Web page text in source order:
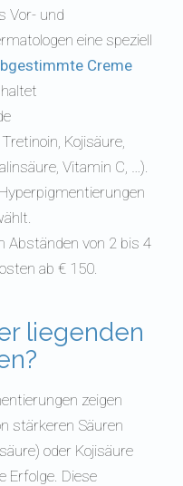
Vor- und
eine speziell
Creme
Kojisäure,
Vitamin C, …).
Abständen von 2 bis 4
ab € 150.
liegenden
zeigen
stärkeren Säuren
oder Kojisäure
Erfolge. Diese